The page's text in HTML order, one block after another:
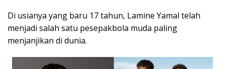
Di usianya yang baru 17 tahun, Lamine Yamal telah
menjadi salah satu pesepakbola muda paling
menjanjikan di dunia.